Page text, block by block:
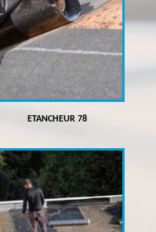
ETANCHEUR 78